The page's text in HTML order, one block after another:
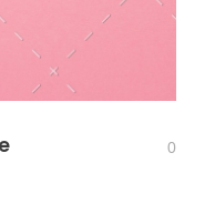
0